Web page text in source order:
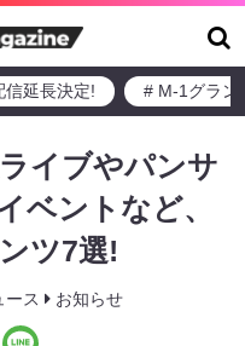
信延長決定! # M-1グラン
イブやパンサ
ベントなど、
ツ7選!
ース お知らせ